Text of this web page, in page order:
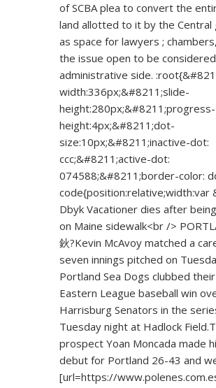
of SCBA plea to convert the
land allotted to it by the Central
as space for lawyers ;
the issue open to be
administrative side.
width:336px;&#8211;slide-
height:280px;&#8211;progress-
height:4px;&#8211;dot-
size:10px;&#8211;inactive-dot:
ccc;&#8211;active-dot:
074588;&#8211;border-color:
code{position:relative;width:var
Dbyk Vacationer dies after
on Maine sidewalk<br />
鈥?Kevin McAvoy matched a
seven innings pitched on
Portland Sea Dogs clubbed
Eastern League baseball win
Harrisburg Senators in the
Tuesday night at Hadlock
prospect Yoan Moncada made
debut for Portland 26-43 and
[url=https://